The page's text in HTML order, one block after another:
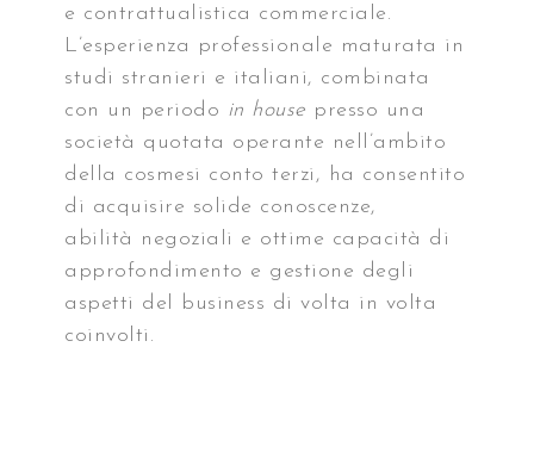
e contrattualistica commerciale.
L’esperienza professionale maturata in
studi stranieri e italiani, combinata
con un periodo in house presso una
società quotata operante nell’ambito
della cosmesi conto terzi, ha consentito
di acquisire solide conoscenze,
abilità negoziali e ottime capacità di
approfondimento e gestione degli
aspetti del business di volta in volta
coinvolti.